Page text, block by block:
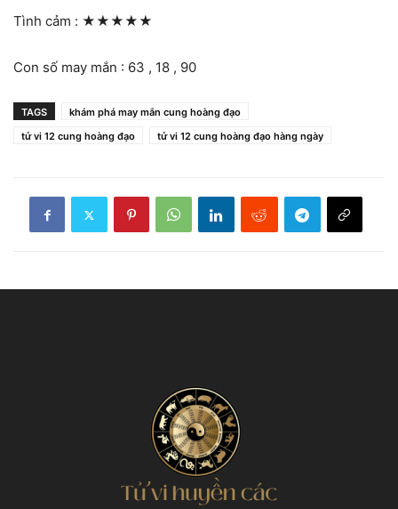
Tình cảm : ★★★★★
Con số may mắn : 63 , 18 , 90
TAGS
khám phá may mắn cung hoàng đạo
tử vi 12 cung hoàng đạo
tử vi 12 cung hoàng đạo hàng ngày